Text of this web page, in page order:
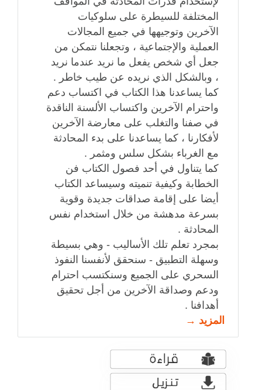
المختلفة للسيطرة على سلوكيات
الآخرين وتوجيهها في جميع المجالات
العملية والإجتماعية ، وتجعلنا نتمكن من
جعل أي شخص يفعل ما نريد عندما نريد
، وبالشكل الذي نريده عن طيب خاطر .
كما يساعدنا هذا الكتاب في اكتساب دعم
واحترام الآخرين واكتساب الألسنة الناقدة
في صفنا والتغلب على معارضة الآخرين
لأفكارنا ، كما يساعدنا على بدء المحادثة
مع الغرباء بشكل سلس ومثمر .
كما يتناول في أحد فصول الكتاب فن
الخطابة وكيفية تنميته وسيساعد الكتاب
أيضا على إقامة صداقات جديدة وقوية
بسرعة مدهشة من خلال استخدام نفس
المحادثة .
بمجرد تعلم تلك الأساليب - وهي بسيطة
وسهلة التطبيق - سنحقق لأنفسنا النفوذ
السحري على الجميع وسنكتسب احترام
ودعم وصداقة الآخرين من أجل تحقيق
أهدافنا .
المزيد →